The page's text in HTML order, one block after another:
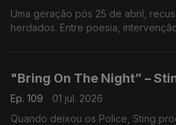
Uma geração pós 25 de abril,
herdados. Entre poesia,
"Bring On The Night” –
Ep. 109
01 jul. 2026
Quando deixou os Police, Sting